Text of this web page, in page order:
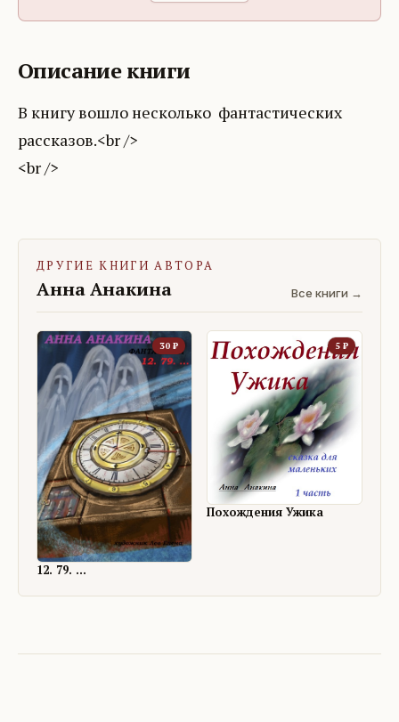
Описание книги
В книгу вошло несколько фантастических
рассказов.<br />
ДРУГИЕ КНИГИ АВТОРА
Анна Анакина Все книги →
30 ₽
12. 79. ...
5 ₽
Похождения Ужика